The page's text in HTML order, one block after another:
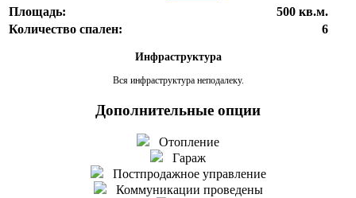
Площадь:
500 кв.м.
Количество спален:
6
Инфраструктура
Вся инфраструктура неподалеку.
Дополнительные опции
Отопление
Гараж
Постпродажное управление
Коммуникации проведены